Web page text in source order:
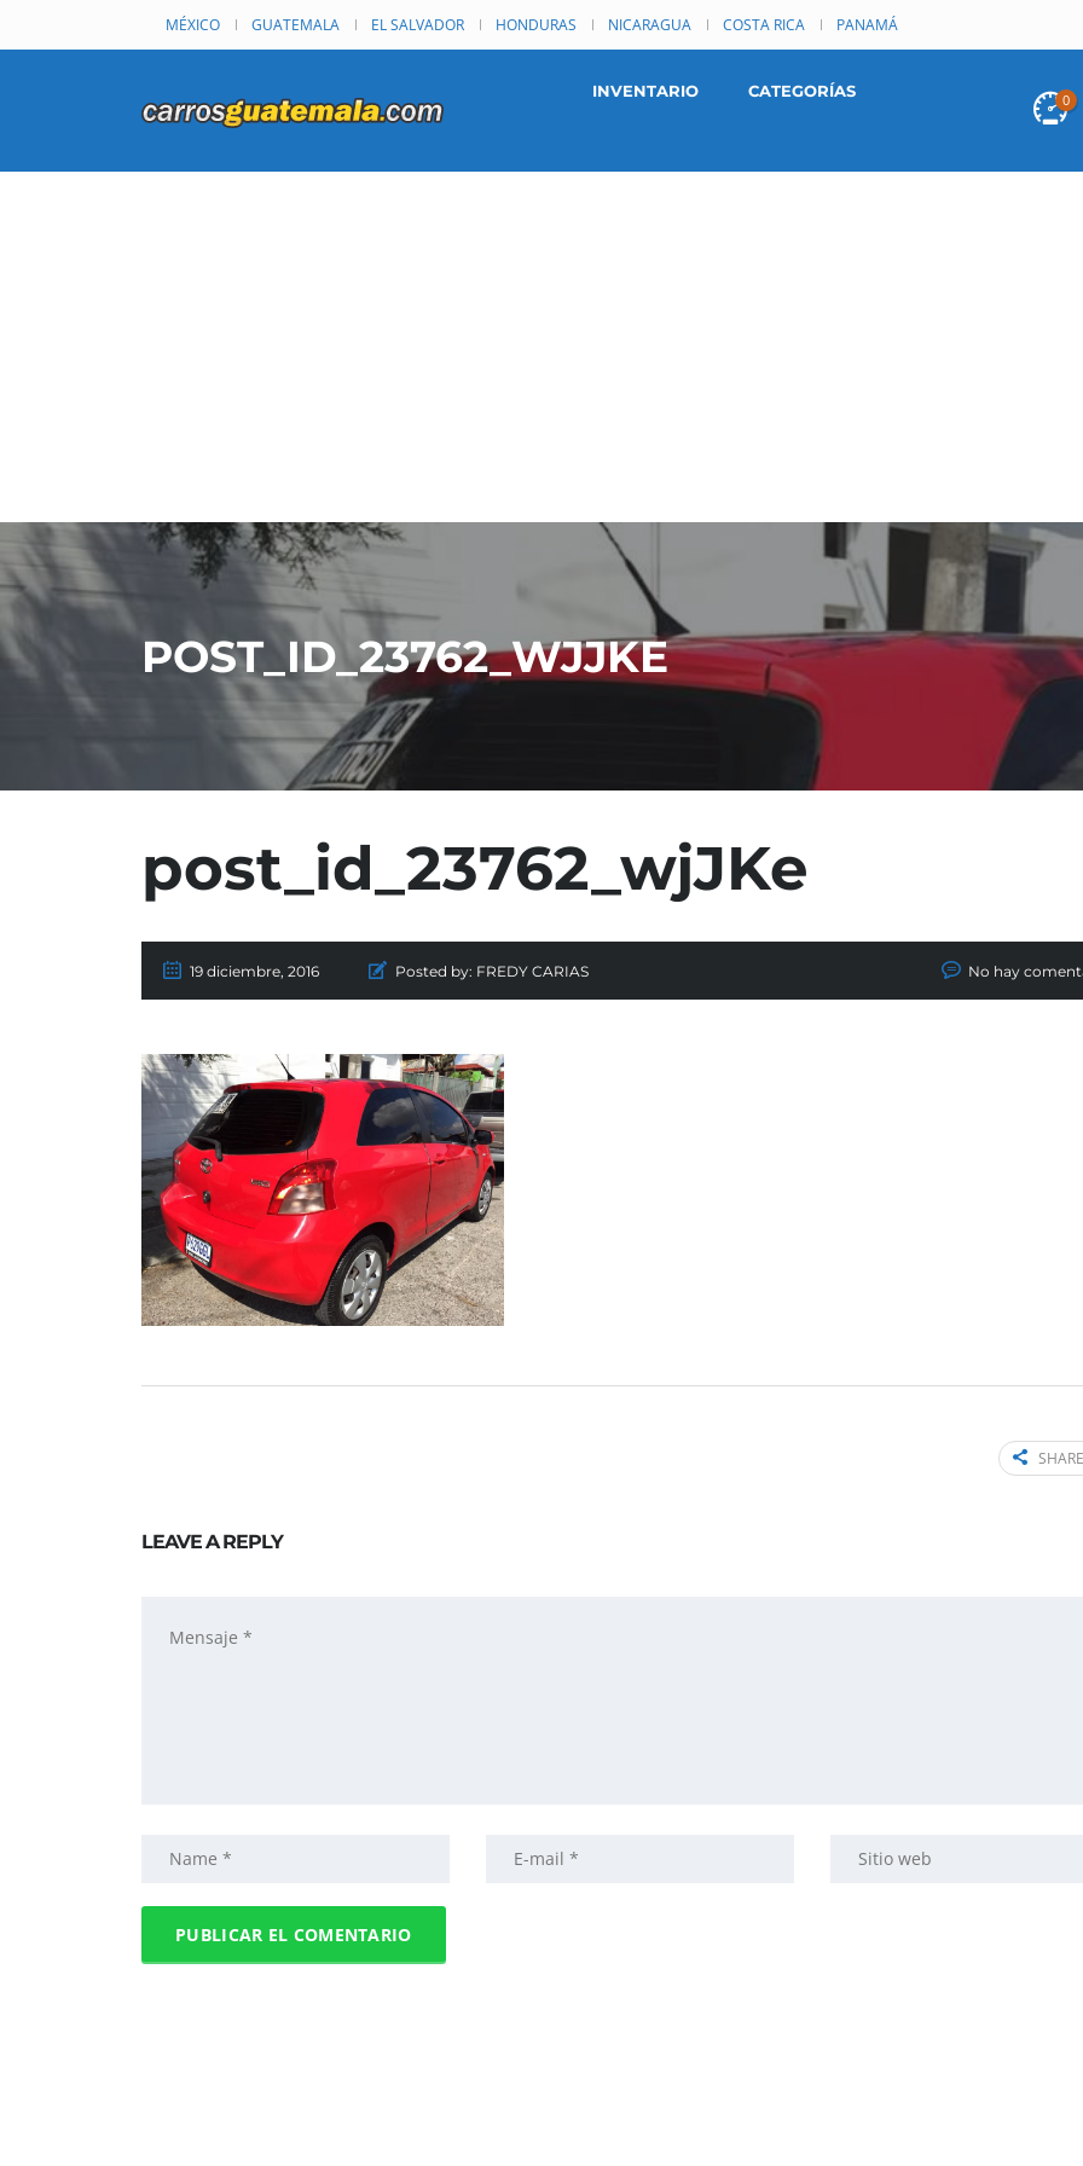
MÉXICO GUATEMALA EL SALVADOR HONDURAS NICARAGUA COSTA RICA PANAMÁ
0
INVENTARIO CATEGORÍAS
POST_ID_23762_WJJKE
post_id_23762_wjJKe
19 diciembre, 2016 Posted by: FREDY CARIAS No hay
LEAVE A REPLY